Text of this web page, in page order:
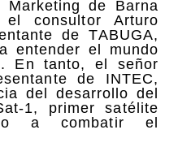
Marketing de Barna
el consultor Arturo
de TABUGA,
entender el mundo
En tanto, el señor
de INTEC,
del desarrollo del
1, primer satélite
a combatir el